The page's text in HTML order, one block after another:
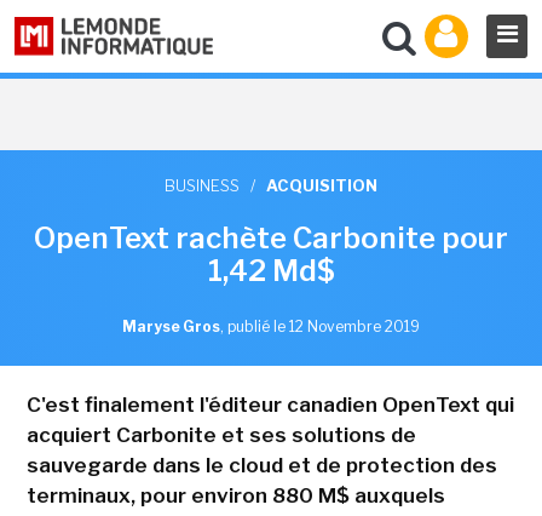
BUSINESS / ACQUISITION
OpenText rachète Carbonite pour
1,42 Md$
Maryse Gros, publié le 12 Novembre 2019
C'est finalement l'éditeur canadien OpenText qui
acquiert Carbonite et ses solutions de
sauvegarde dans le cloud et de protection des
terminaux, pour environ 880 M$ auxquels